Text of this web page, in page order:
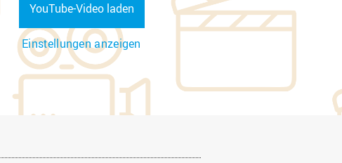
YouTube-Video laden
Einstellungen anzeigen